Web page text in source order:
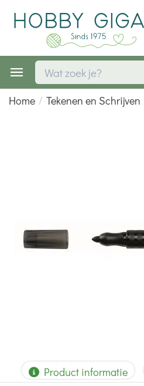
Home / Tekenen en Schrijven
Product informatie